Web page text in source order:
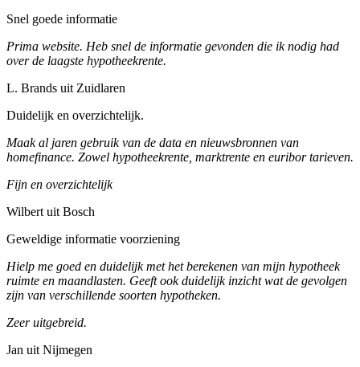
Snel goede informatie
Prima website. Heb snel de informatie gevonden die ik nodig had
over de laagste hypotheekrente.
L. Brands uit Zuidlaren
Duidelijk en overzichtelijk.
Maak al jaren gebruik van de data en nieuwsbronnen van
homefinance. Zowel hypotheekrente, marktrente en euribor tarieven.
Fijn en overzichtelijk
Wilbert uit Bosch
Geweldige informatie voorziening
Hielp me goed en duidelijk met het berekenen van mijn hypotheek
ruimte en maandlasten. Geeft ook duidelijk inzicht wat de gevolgen
zijn van verschillende soorten hypotheken.
Zeer uitgebreid.
Jan uit Nijmegen